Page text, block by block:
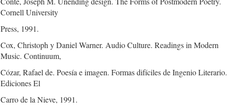
Cornell University
Press, 1991.
Cox, Christoph y Daniel Warner. Audio Culture. Readings in Modern
Music. Continuum,
Cózar, Rafael de. Poesía e imagen. Formas difíciles de Ingenio Literario.
Ediciones El
Carro de la Nieve, 1991.